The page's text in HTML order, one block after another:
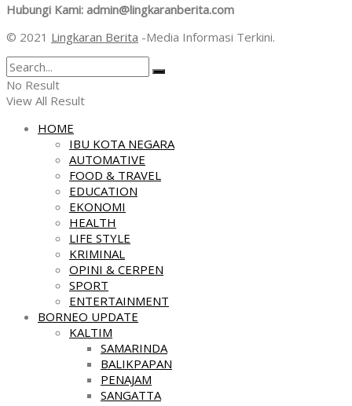
Hubungi Kami: admin@lingkaranberita.com
© 2021 Lingkaran Berita -Media Informasi Terkini.
No Result
View All Result
HOME
IBU KOTA NEGARA
AUTOMATIVE
FOOD & TRAVEL
EDUCATION
EKONOMI
HEALTH
LIFE STYLE
KRIMINAL
OPINI & CERPEN
SPORT
ENTERTAINMENT
BORNEO UPDATE
KALTIM
SAMARINDA
BALIKPAPAN
PENAJAM
SANGATTA